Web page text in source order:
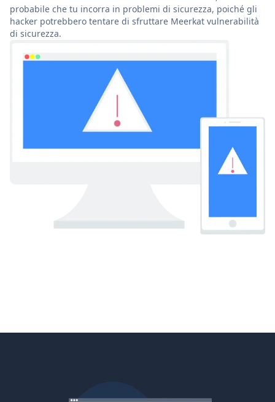
probabile che tu incorra in problemi di sicurezza, poiché gli
hacker potrebbero tentare di sfruttare Meerkat vulnerabilità
di sicurezza.